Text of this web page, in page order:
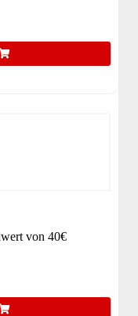
von 40€